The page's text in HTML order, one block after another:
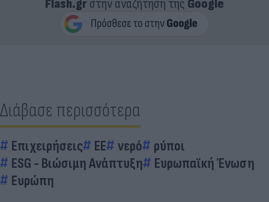
Flash.grστην αναζήτηση της Google
Διάβασε περισσότερα
Επιχειρήσεις EE νερό
ρύποι
ESG - Bιώσιμη Aνάπτυξη
Ευρωπαϊκή Ένωση
Ευρώπη